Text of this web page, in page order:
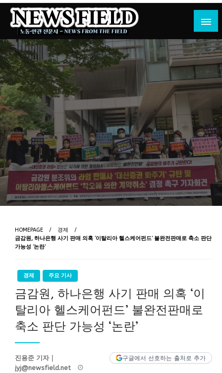
Skip
content
뉴스필드
노동·인권 전문지
HOMEPAGE
경제
금감원, 하나은행 사기 판매 의혹 ‘이탈리아 헬스케어펀드’ 불완전판매로 축소 판단
가능성 ‘논란’
경제 주요 기사
금감원, 하나은행 사기 판매 의혹 ‘이
탈리아 헬스케어펀드’ 불완전판매로
축소 판단 가능성 ‘논란’
구글에서 선호하는 출처로 추가
진용준 기자｜
jyj@newsfield.net